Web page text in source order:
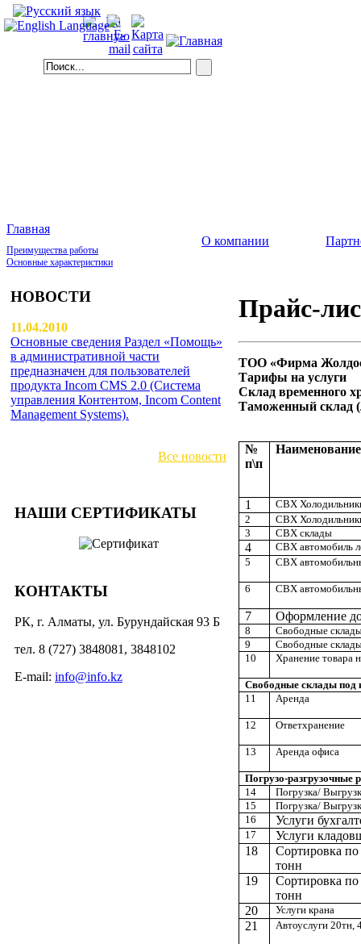
Главная
Преимущества работы
Основные характеристики
О компании
НОВОСТИ
11.04.2010
Основные сведения Раздел «Помощь»
в административной части
предназначен для пользователей
продукта Incom CMS 2.0 (Система
управления Контентом, Incom Content
Management Systems).
Все новости
НАШИ СЕРТИФИКАТЫ
КОНТАКТЫ
РК, г. Алматы, ул. Бурундайская 93 Б
тел. 8 (727) 3848081, 3848102
E-mail: info@info.kz
Прайс-
ТОО «Фирма
Тарифы на услуги
Склад временного
Таможенный склад
№
п\п
Наименование
1
СВХ
2
СВХ
3
СВХ склады
4
СВХ автомобиль
5
СВХ
6 СВХ
7 Оформление
8
Свободные
9
Свободные
10
Хранение товара
Свободные склады под
11
Аренда
12 Ответхранение
13 Аренда офиса
Погрузо-разгрузочные
14
Погрузка/
15
Погрузка/
16
Услуги
17
Услуги
18
Сортировка
тонн
19
Сортировка
тонн
20
Услуги крана
21 Автоуслуги 20тн,